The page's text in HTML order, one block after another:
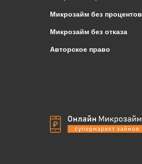
Микрозайм без процентов
Микрозайм без отказа
Авторское право